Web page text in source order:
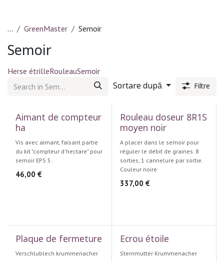
... GreenMaster Semoir
Semoir
Herse étrilleRouleauSemoir
Sortare după Filtre
Aimant de compteur
ha
Vis avec aimant, faisant partie
du kit "compteur d'hectare" pour
semoir EPS 5.
46,00 €
Rouleau doseur 8R1S
moyen noir
A placer dans le semoir pour
réguler le débit de graines. 8
sorties, 1 cannelure par sortie.
Couleur noire
337,00 €
Plaque de fermeture
Verschlublech krummenacher
Ecrou étoile
Sternmutter Krummenacher